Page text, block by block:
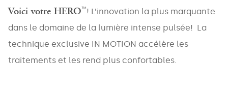
Voici votre HERO™! L’innovation la plus marquante
dans le domaine de la lumière intense pulsée! La
technique exclusive IN MOTION accélère les
traitements et les rend plus confortables.